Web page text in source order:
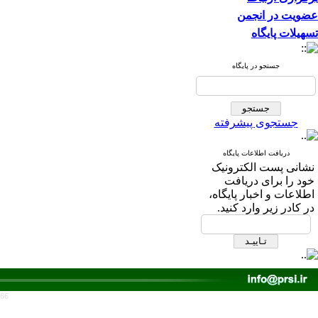
عضویت در انجمن
تسهیلات پایگاه
جستجو در پایگاه
جستجوی پیشرفته
دریافت اطلاعات پایگاه
نشانی پست الکترونیک
خود را برای دریافت
اطلاعات و اخبار پایگاه،
در کادر زیر وارد کنید.